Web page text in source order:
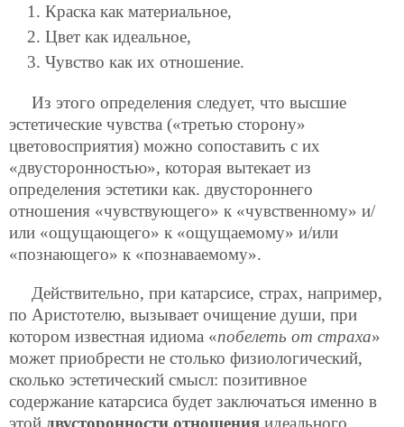
Краска как материальное,
Цвет как идеальное,
Чувство как их отношение.
Из этого определения следует, что высшие
эстетические чувства («третью сторону»
цветовосприятия) можно сопоставить с их
«двусторонностью», которая вытекает из
определения эстетики как. двустороннего
отношения «чувствующего» к «чувственному» и/
или «ощущающего» к «ощущаемому» и/или
«познающего» к «познаваемому».
Действительно, при катарсисе, страх, например,
по Аристотелю, вызывает очищение души, при
котором известная идиома «побелеть от страха»
может приобрести не столько физиологический,
сколько эстетический смысл: позитивное
содержание катарсиса будет заключаться именно в
этой двусторонности отношения идеального